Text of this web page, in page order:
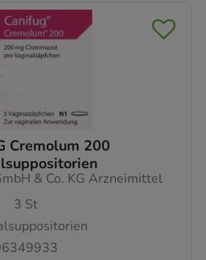
Cremolum 200
& Co. KG Arzneimittel
3 St